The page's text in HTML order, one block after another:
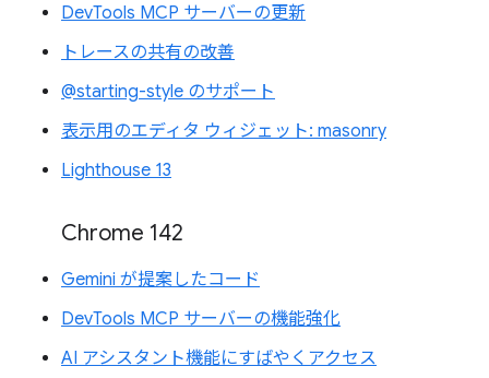
DevTools MCP サーバーの更新
トレースの共有の改善
@starting-style のサポート
表示用のエディタ ウィジェット: masonry
Lighthouse 13
Chrome 142
Gemini が提案したコード
DevTools MCP サーバーの機能強化
AI アシスタント機能にすばやくアクセス